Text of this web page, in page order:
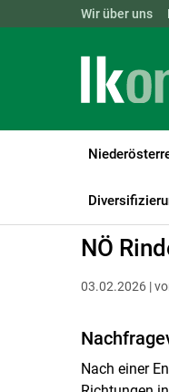
Wir über uns
LK
NÖ
03.02.2026 |
Nach einer